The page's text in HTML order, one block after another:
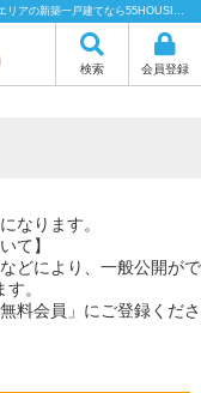
こちらは会員物件です【im-638156】｜さいたま市・上尾市・周辺エリアの新築一戸建てなら55HOUSING（55ハウジング）にお任せください！
検索 会員登録
なります。
て】
どにより、一般公開がで
。
料会員」にご登録くださ